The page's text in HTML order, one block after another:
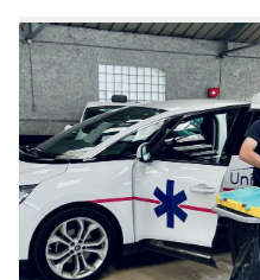
Arnaud Deschamps
30 janvier 2025
Très satisfait du transport,
tout s’est bien déroulé.
Chauffeur à l’écoute et
patient.